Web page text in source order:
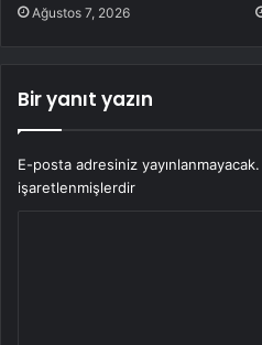
Ağustos 7, 2026
Bir yanıt yazın
E-posta adresiniz yayınlanmayacak.
işaretlenmişlerdir